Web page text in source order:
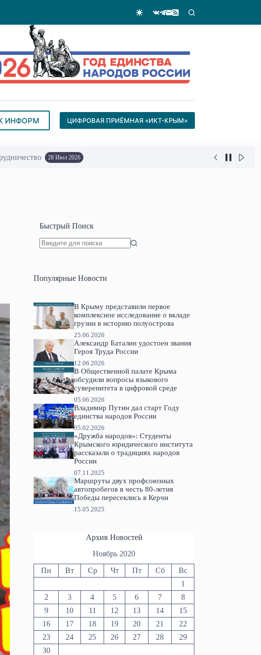
ИНФОРМ ЦИФРОВАЯ ПРИЁМНАЯ «ИКТ-КРЫМ»
28 Июл 2026
Быстрый Поиск
Популярные Новости
В Крыму представили первое
комплексное исследование о вкладе
грузин в историю полуострова
25.06.2026
Александр Баталин удостоен звания
Героя Труда России
12.06.2026
В Общественной палате Крыма
обсудили вопросы языкового
суверенитета в цифровой среде
05.06.2026
Владимир Путин дал старт Году
единства народов России
05.02.2026
«Дружба народов»: Студенты
Крымского юридического института
рассказали о традициях народов
России
07.11.2025
Маршруты двух профсоюзных
автопробегов в честь 80-летия
Победы пересеклись в Керчи
15.05.2025
Архив Новостей
Ноябрь 2020
Пн Вт Ср Чт Пт Сб
Вс
1
2
3 4 5 6 7
8
9
10 11 12 13 14
15
16
17 18 19 20 21
22
23
24 25 26 27 28
29
30